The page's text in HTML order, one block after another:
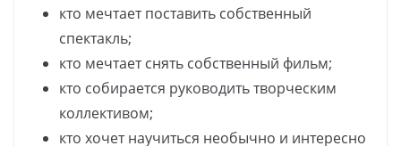
кто мечтает поставить собственный
спектакль;
кто мечтает снять собственный фильм;
кто собирается руководить творческим
коллективом;
кто хочет научиться необычно и интересно